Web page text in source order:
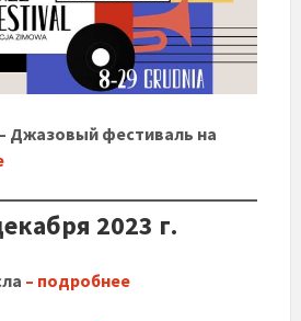
Джазовый фестиваль на
2023 г.
– подробнее